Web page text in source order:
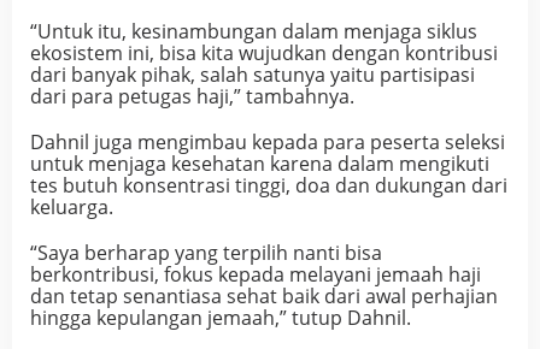
“Untuk itu, kesinambungan dalam menjaga siklus
ekosistem ini, bisa kita wujudkan dengan kontribusi
dari banyak pihak, salah satunya yaitu partisipasi
dari para petugas haji,” tambahnya.
Dahnil juga mengimbau kepada para peserta seleksi
untuk menjaga kesehatan karena dalam mengikuti
tes butuh konsentrasi tinggi, doa dan dukungan dari
keluarga.
“Saya berharap yang terpilih nanti bisa
berkontribusi, fokus kepada melayani jemaah haji
dan tetap senantiasa sehat baik dari awal perhajian
hingga kepulangan jemaah,” tutup Dahnil.